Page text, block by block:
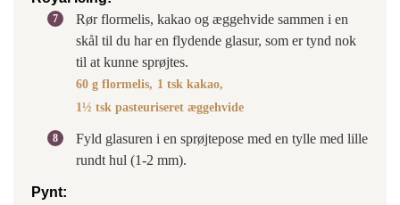
Rør flormelis, kakao og æggehvide sammen i en
skål til du har en flydende glasur, som er tynd nok
til at kunne sprøjtes.
60 g flormelis, 1 tsk kakao,
1½ tsk pasteuriseret æggehvide
Fyld glasuren i en sprøjtepose med en tylle med lille
rundt hul (1-2 mm).
Pynt: